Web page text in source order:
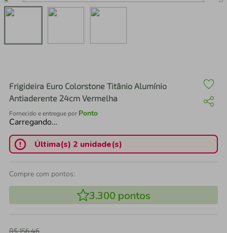
Frigideira Euro Colorstone Titânio Alumínio
Antiaderente 24cm Vermelha
Fornecido e entregue por Ponto
Carregando…
Última(s) 2 unidade(s)
Compre com pontos:
3.300 pontos
R$156,46
3º perfume